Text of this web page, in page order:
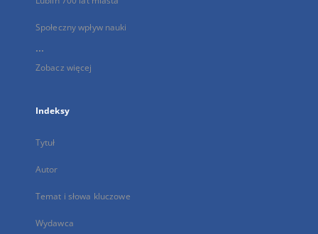
Społeczny wpływ nauki
...
Zobacz więcej
Indeksy
Tytuł
Autor
Temat i słowa kluczowe
Wydawca